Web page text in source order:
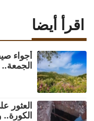
اقرأ أيضا
أجواء
الكورة..